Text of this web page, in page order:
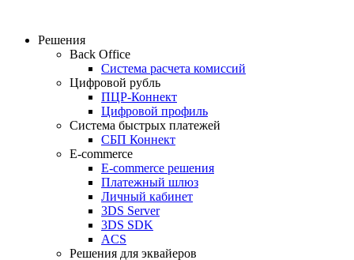
Решения
Back Office
Система расчета комиссий
Цифровой рубль
ПЦР-Коннект
Цифровой профиль
Система быстрых платежей
СБП Коннект
E-commerce
E-commerce решения
Платежный шлюз
Личный кабинет
3DS Server
3DS SDK
ACS
Решения для эквайеров